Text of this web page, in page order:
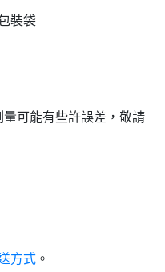
裝袋
可能有些許誤差，敬請
方式 。